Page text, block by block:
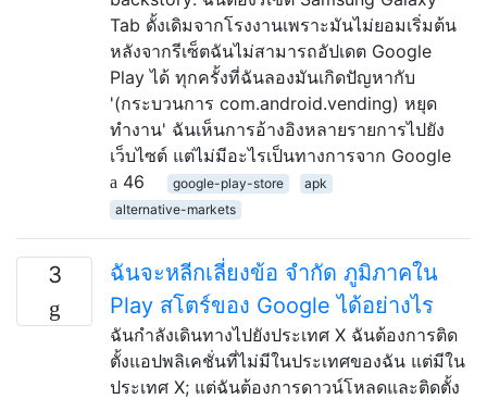
Tab ดั้งเดิมจากโรงงานเพราะมันไม่ยอมเริ่มต้น
หลังจากรีเซ็ตฉันไม่สามารถอัปเดต Google
Play ได้ ทุกครั้งที่ฉันลองมันเกิดปัญหากับ
'(กระบวนการ com.android.vending) หยุด
ทำงาน' ฉันเห็นการอ้างอิงหลายรายการไปยัง
เว็บไซต์ แต่ไม่มีอะไรเป็นทางการจาก Google
46
google-play-store
apk
alternative-markets
3
ฉันจะหลีกเลี่ยงข้อ จำกัด ภูมิภาคใน
Play สโตร์ของ Google ได้อย่างไร
ฉันกำลังเดินทางไปยังประเทศ X ฉันต้องการติด
ตั้งแอปพลิเคชั่นที่ไม่มีในประเทศของฉัน แต่มีใน
ประเทศ X; แต่ฉันต้องการดาวน์โหลดและติดตั้ง